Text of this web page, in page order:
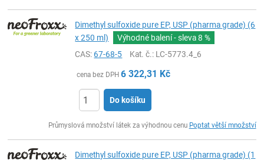
Dimethyl sulfoxide pure EP, USP (pharma grade) (6
x 250 ml)
Výhodné balení - sleva8 %
CAS:67-68-5 Kat. č.: LC-5773.4_6
cena bez DPH 6 322,31 Kč
Do košíku
Průmyslová množství látek za výhodnou cenu Poptat větší množství
Dimethyl sulfoxide pure EP, USP (pharma grade) (1